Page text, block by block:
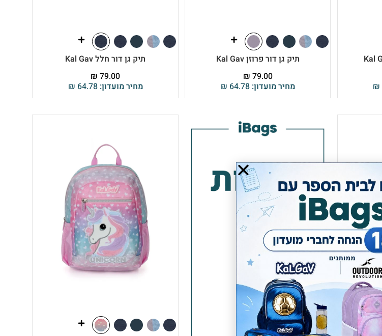
₪
תיק גן דור פרוזן Kal Gav
מחיר מועדון: ₪ 64.78
₪ 79.00
תיק גן דור חלל Kal Gav
מחיר מועדון: ₪ 64.78
₪ 79.00